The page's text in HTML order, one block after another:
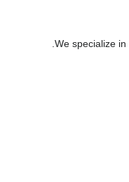
We specialize